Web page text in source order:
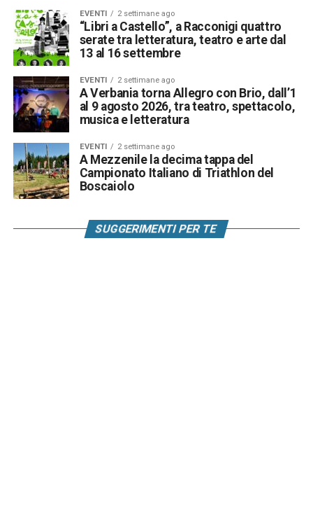
EVENTI 2 settimane ago
“Libri a Castello”, a Racconigi quattro
serate tra letteratura, teatro e arte dal
13 al 16 settembre
EVENTI 2 settimane ago
A Verbania torna Allegro con Brio, dall’1
al 9 agosto 2026, tra teatro, spettacolo,
musica e letteratura
EVENTI 2 settimane ago
A Mezzenile la decima tappa del
Campionato Italiano di Triathlon del
Boscaiolo
SUGGERIMENTI PER TE